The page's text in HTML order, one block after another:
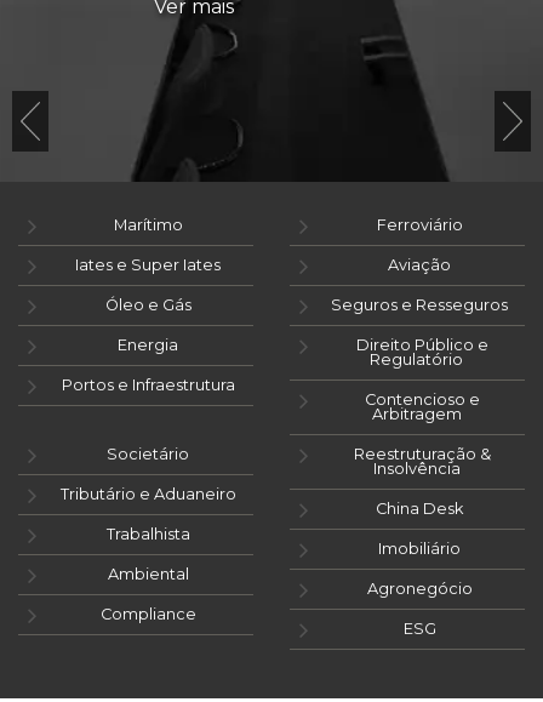
Ver mais
Marítimo
Iates e Super Iates
Óleo e Gás
Energia
Portos e Infraestrutura
Ferroviário
Aviação
Seguros e Resseguros
Direito Público e
Regulatório
Contencioso e
Arbitragem
Societário
Tributário e Aduaneiro
Trabalhista
Ambiental
Compliance
Reestruturação &
Insolvência
China Desk
Imobiliário
Agronegócio
ESG